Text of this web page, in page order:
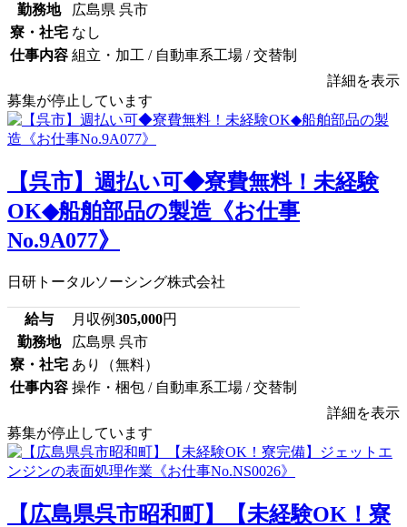
勤務地
広島県 呉市
寮・社宅 なし
仕事内容 組立・加工 / 自動車系工場 / 交替制
詳細を表示
募集が停止しています
【呉市】週払い可◆寮費無料！未経験
OK◆船舶部品の製造《お仕事
No.9A077》
日研トータルソーシング株式会社
給与 月収例305,000円
勤務地
広島県 呉市
寮・社宅 あり（無料）
仕事内容 操作・梱包 / 自動車系工場 / 交替制
詳細を表示
募集が停止しています
【広島県呉市昭和町】【未経験OK！寮